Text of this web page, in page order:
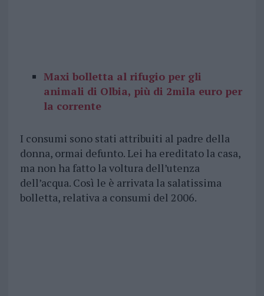
Maxi bolletta al rifugio per gli
animali di Olbia, più di 2mila euro per
la corrente
I consumi sono stati attribuiti al padre della
donna, ormai defunto. Lei ha ereditato la casa,
ma non ha fatto la voltura dell’utenza
dell’acqua. Così le è arrivata la salatissima
bolletta, relativa a consumi del 2006.